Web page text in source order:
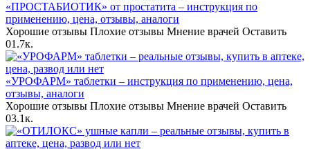
«ПРОСТАБИОТИК» от простатита – инструкция по
применению, цена, отзывы, аналоги
Хорошие отзывы Плохие отзывы Мнение врачей Оставить
01.7к.
«УРОФАРМ» таблетки – инструкция по применению, цена,
отзывы, аналоги
Хорошие отзывы Плохие отзывы Мнение врачей Оставить
03.1к.